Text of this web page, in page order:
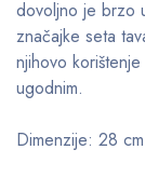
dovoljno je brzo
značajke seta
njihovo
ugodnim.
Dimenzije: 28 cm